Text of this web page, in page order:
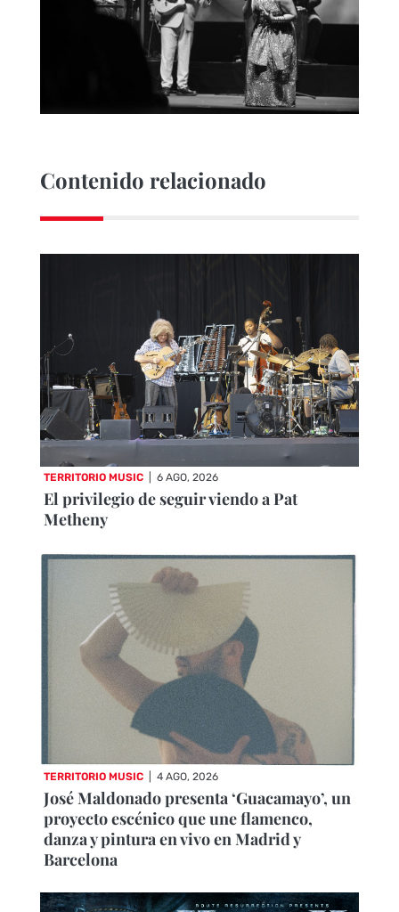
Contenido relacionado
TERRITORIO MUSIC 6 AGO, 2026
El privilegio de seguir viendo a Pat
Metheny
TERRITORIO MUSIC 4 AGO, 2026
José Maldonado presenta ‘Guacamayo’, un
proyecto escénico que une flamenco,
danza y pintura en vivo en Madrid y
Barcelona